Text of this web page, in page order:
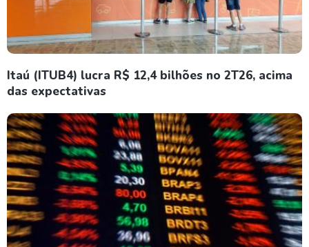
Itaú (ITUB4) lucra R$ 12,4 bilhões no 2T26, acima
das expectativas